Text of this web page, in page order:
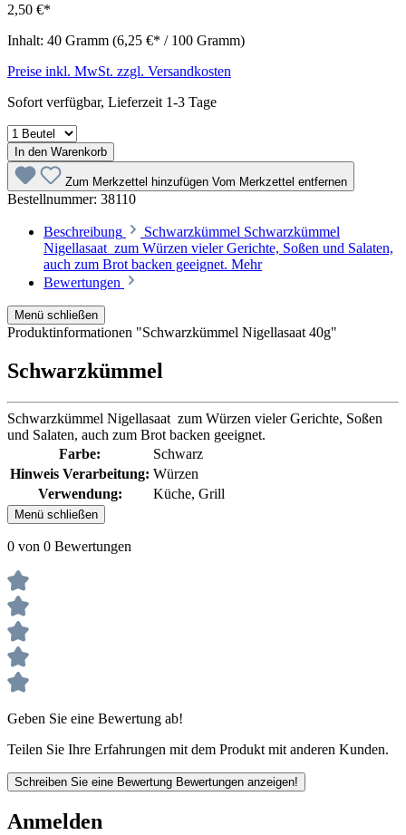
2,50 €*
Inhalt: 40 Gramm (6,25 €* / 100 Gramm)
Preise inkl. MwSt. zzgl. Versandkosten
Sofort verfügbar, Lieferzeit 1-3 Tage
In den Warenkorb
Zum Merkzettel hinzufügen Vom Merkzettel entfernen
Bestellnummer: 38110
Beschreibung
Schwarzkümmel Schwarzkümmel
Nigellasaat zum Würzen vieler Gerichte, Soßen und Salaten,
auch zum Brot backen geeignet. Mehr
Bewertungen
Menü schließen
Produktinformationen "Schwarzkümmel Nigellasaat 40g"
Schwarzkümmel
Schwarzkümmel Nigellasaat zum Würzen vieler Gerichte, Soßen
und Salaten, auch zum Brot backen geeignet.
Farbe:
Schwarz
Hinweis Verarbeitung: Würzen
Verwendung:
Küche, Grill
Menü schließen
0 von 0 Bewertungen
Geben Sie eine Bewertung ab!
Teilen Sie Ihre Erfahrungen mit dem Produkt mit anderen Kunden.
Schreiben Sie eine Bewertung Bewertungen anzeigen!
Anmelden